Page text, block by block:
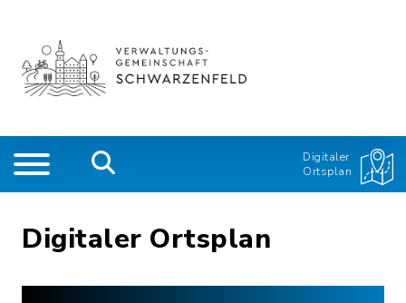
Digitaler
Ortsplan
Digitaler Ortsplan